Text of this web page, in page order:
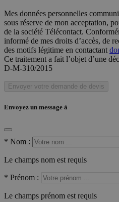
Mes données personnelles
sous réserve de mon acceptation,
de la société Télécontact.
informé de mes droits d’accès, de
des motifs légitime en contactant
Ce traitement a fait l’objet d’une
D-M-310/2015
Envoyer votre demande de devis
Envoyez un message à
* Nom :
Le champs nom est requis
* Prénom :
Le champs prénom est requis